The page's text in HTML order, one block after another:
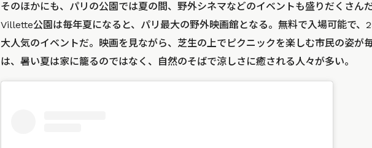
そのほかにも、パリの公園では夏の間、野外シネマなどのイベントも盛りだくさん
Villette公園は毎年夏になると、パリ最大の野外映画館となる。無料で入場可能で、
大人気のイベントだ。映画を見ながら、芝生の上でピクニックを楽しむ市民の姿が
は、暑い夏は家に籠るのではなく、自然のそばで涼しさに癒される人々が多い。